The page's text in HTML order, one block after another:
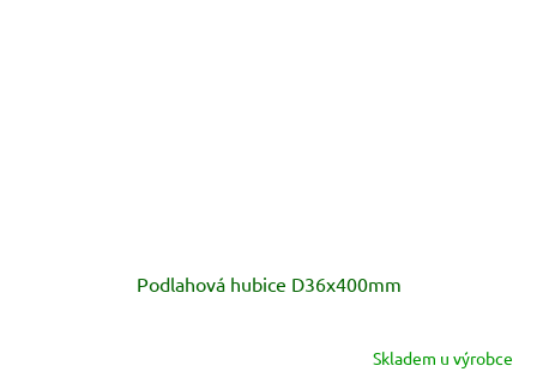
Podlahová hubice D36x400mm
Skladem u výrobce